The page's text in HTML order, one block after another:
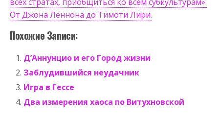
От Джона Леннона до Тимоти Лири.
Похожие Записи:
Д’Аннунцио и его Город жизни
Заблудившийся неудачник
Игра в Гессе
Два измерения хаоса по Витухновской